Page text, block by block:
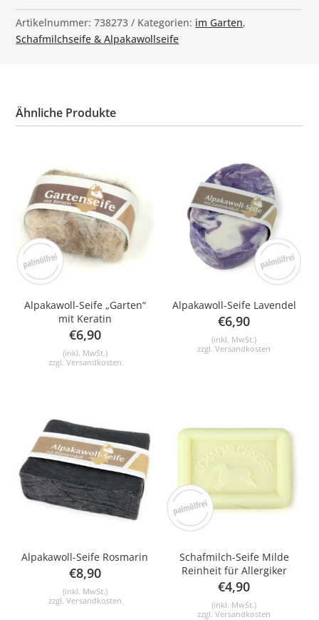
Artikelnummer:738273 Kategorien: im Garten,
Schafmilchseife & Alpakawollseife
Ähnliche Produkte
Alpakawoll-Seife „Garten“
mit Keratin
€6,90
(inkl. MwSt.)
zzgl. Versandkosten
Alpakawoll-Seife Lavendel
€6,90
(inkl. MwSt.)
zzgl.Versandkosten
Alpakawoll-Seife Rosmarin
€8,90
(inkl. MwSt.)
zzgl. Versandkosten
Schafmilch-Seife Milde
Reinheit für Allergiker
€4,90
(inkl. MwSt.)
zzgl.Versandkosten